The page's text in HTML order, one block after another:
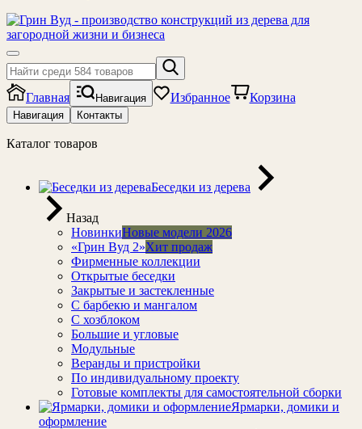
Главная Навигация Избранное Корзина
Навигация Контакты
Каталог товаров
Беседки из дерева
Назад
НовинкиНовые модели 2026
«Грин Вуд 2»Хит продаж
Фирменные коллекции
Открытые беседки
Закрытые и застекленные
С барбекю и мангалом
С хозблоком
Большие и угловые
Модульные
Веранды и пристройки
По индивидуальному проекту
Готовые комплекты для самостоятельной сборки
Ярмарки, домики и
оформление